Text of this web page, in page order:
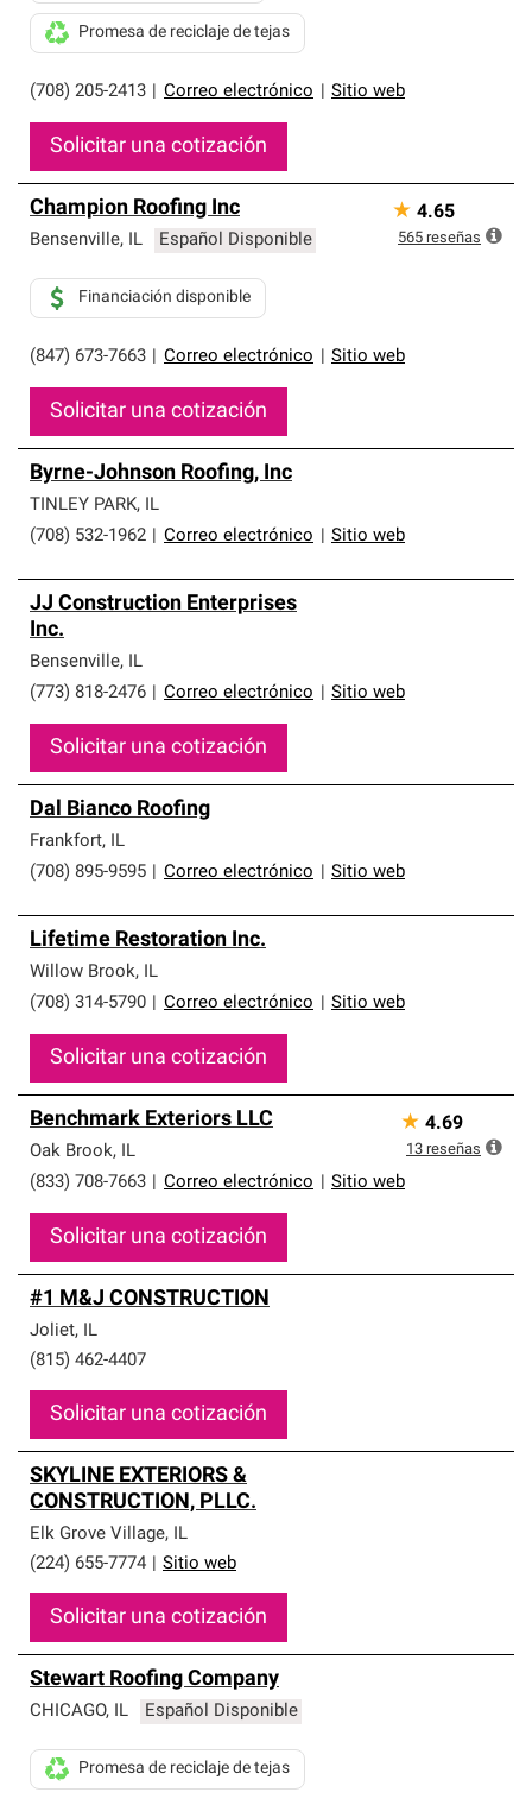
(708) 205-2413 Correo electrónico Sitio web
Promesa de reciclaje de tejas
Solicitar una cotización
Champion Roofing Inc
Bensenville, IL Español Disponible
(847) 673-7663 Correo electrónico Sitio web
Financiación disponible
Solicitar una cotización
★ 4.65
565 reseñas
Byrne-Johnson Roofing, Inc
TINLEY PARK, IL
(708) 532-1962
Correo electrónico Sitio web
JJ Construction Enterprises
Inc.
Bensenville, IL
(773) 818-2476
Correo electrónico Sitio web
Solicitar una cotización
Dal Bianco Roofing
Frankfort, IL
(708) 895-9595
Correo electrónico Sitio web
Lifetime Restoration Inc.
Willow Brook, IL
(708) 314-5790
Correo electrónico Sitio web
Solicitar una cotización
Benchmark Exteriors LLC
Oak Brook, IL
(833) 708-7663
Correo electrónico Sitio web
Solicitar una cotización
★ 4.69
13 reseñas
#1 M&J CONSTRUCTION
Joliet, IL
(815) 462-4407
Solicitar una cotización
SKYLINE EXTERIORS &
CONSTRUCTION, PLLC.
Elk Grove Village, IL
(224) 655-7774
Sitio web
Solicitar una cotización
Stewart Roofing Company
CHICAGO, IL Español Disponible
Promesa de reciclaje de tejas